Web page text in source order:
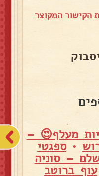
הקישור המקוצר
מעלף😍 –
•ספגטי
– סוניה
עוף ברוטב